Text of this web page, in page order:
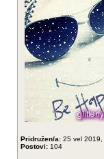
Pridružen/a: 25 vel
Postovi: 104